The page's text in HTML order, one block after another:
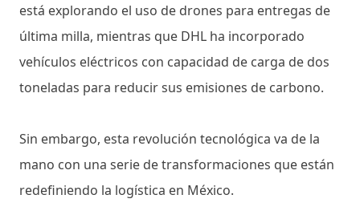
está explorando el uso de drones para entregas de
última milla, mientras que DHL ha incorporado
vehículos eléctricos con capacidad de carga de dos
toneladas para reducir sus emisiones de carbono.
Sin embargo, esta revolución tecnológica va de la
mano con una serie de transformaciones que están
redefiniendo la logística en México.